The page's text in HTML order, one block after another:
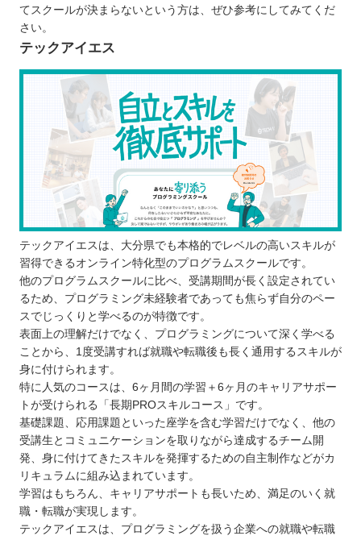
続けやすいスクールを選ぶ
大分で自分に合ったプログラムスクールを選ぼ
う！
自分の住んでるエリアでプログラミングスクールを
探したい⭐️
北海道 / 東北
関東
近畿
中国
四国
九州 / 沖縄
てスクールが決まらないという方は、ぜひ参考にしてみてくだ
さい。
テックアイエス
テックアイエスは、大分県でも本格的でレベルの高いスキルが
習得できるオンライン特化型のプログラムスクールです。
他のプログラムスクールに比べ、受講期間が長く設定されてい
るため、プログラミング未経験者であっても焦らず自分のペー
スでじっくりと学べるのが特徴です。
表面上の理解だけでなく、プログラミングについて深く学べる
ことから、1度受講すれば就職や転職後も長く通用するスキルが
身に付けられます。
特に人気のコースは、6ヶ月間の学習＋6ヶ月のキャリアサポー
トが受けられる「長期PROスキルコース」です。
基礎課題、応用課題といった座学を含む学習だけでなく、他の
受講生とコミュニケーションを取りながら達成するチーム開
発、身に付けてきたスキルを発揮するための自主制作などがカ
リキュラムに組み込まれています。
学習はもちろん、キャリアサポートも長いため、満足のいく就
職・転職が実現します。
テックアイエスは、プログラミングを扱う企業への就職や転職